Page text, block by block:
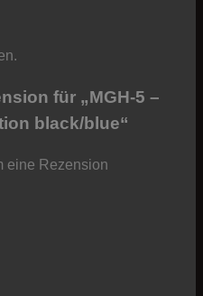
für „MGH-5 –
black/blue“
eine Rezension